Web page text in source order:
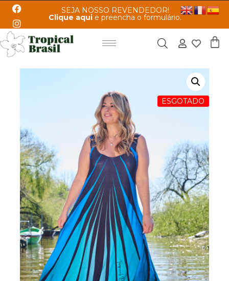
SEJA NOSSO REVENDEDOR!
Clique aqui e preencha o formulário.
ESGOTADO